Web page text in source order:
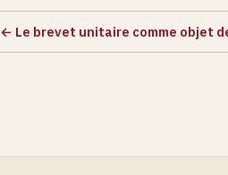
← Le brevet unitaire comme objet